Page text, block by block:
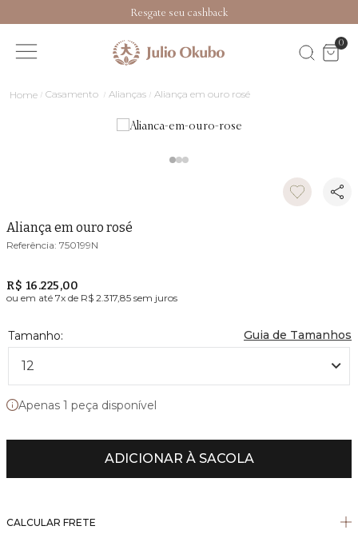
Resgate seu cashback
0
Casamento Alianças Aliança em ouro rosé
Aliança em ouro rosé
750199N
R$ 16.225,00
ou em até 7x de R$ 2.317,85 sem juros
Guia de Tamanhos
12
Apenas 1 peça disponível
ADICIONAR À SACOLA
CALCULAR FRETE